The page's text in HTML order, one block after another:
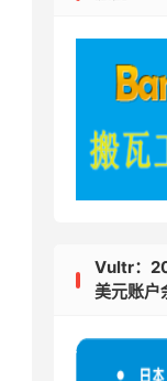
Vultr：
美元账户